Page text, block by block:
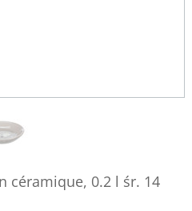
céramique, 0.2 l śr. 14